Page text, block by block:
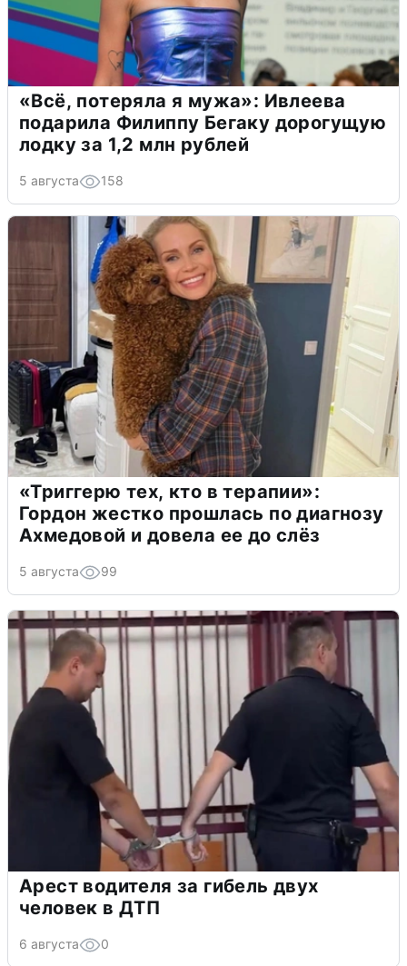
«Всё, потеряла я мужа»: Ивлеева
подарила Филиппу Бегаку дорогущую
лодку за 1,2 млн рублей
5 августа 158
«Триггерю тех, кто в терапии»:
Гордон жестко прошлась по диагнозу
Ахмедовой и довела ее до слёз
5 августа 99
Арест водителя за гибель двух
человек в ДТП
6 августа 0